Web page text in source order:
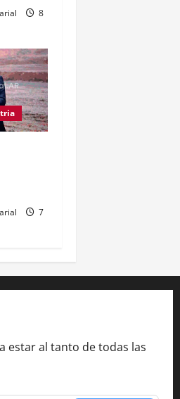
8
7
estar al tanto de todas las